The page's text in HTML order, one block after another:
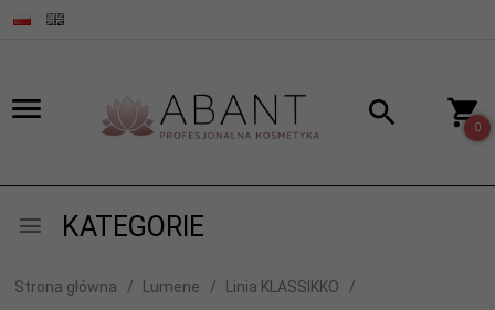
0
KATEGORIE
Strona główna Lumene Linia KLASSIKKO